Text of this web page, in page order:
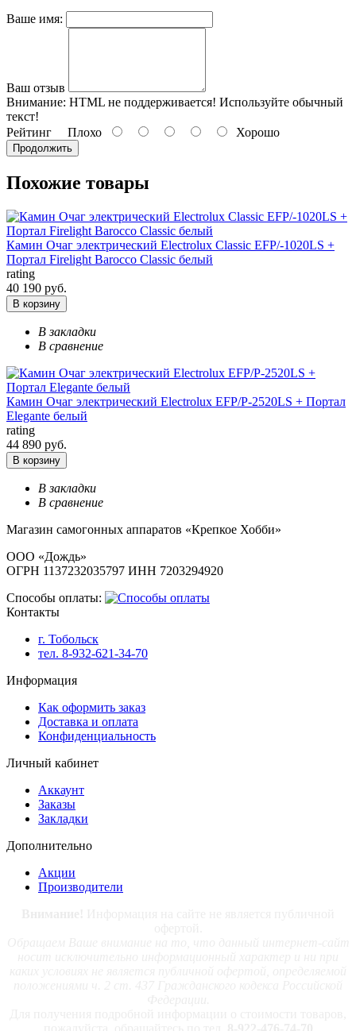
Ваше имя:
Ваш отзыв
Внимание: HTML не поддерживается! Используйте обычный
текст!
Рейтинг Плохо Хорошо
Продолжить
Похожие товары
Камин Очаг электрический Electrolux Classic EFP/-1020LS +
Портал Firelight Barocco Classic белый
rating
40 190 руб.
В корзину
В закладки
В сравнение
Камин Очаг электрический Electrolux EFP/P-2520LS + Портал
Elegante белый
rating
44 890 руб.
В корзину
В закладки
В сравнение
Магазин самогонных аппаратов «Крепкое Хобби»
ООО «Дождь»
ОГРН 1137232035797 ИНН 7203294920
Способы оплаты:
Контакты
г. Тобольск
тел. 8-932-621-34-70
Информация
Как оформить заказ
Доставка и оплата
Конфиденциальность
Личный кабинет
Аккаунт
Заказы
Закладки
Дополнительно
Акции
Производители